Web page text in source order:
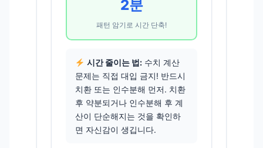
2분
패턴 암기로 시간 단축!
시간 줄이는 법:수치 계산
문제는 직접 대입 금지! 반드시
치환 또는 인수분해 먼저. 치환
후 약분되거나 인수분해 후 계
산이 단순해지는 것을 확인하
면 자신감이 생깁니다.